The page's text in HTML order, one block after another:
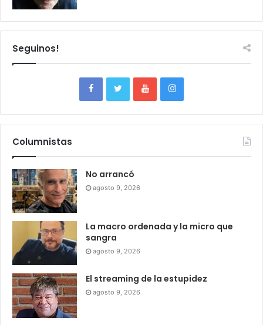
Seguinos!
Columnistas
No arrancó
agosto 9, 2026
La macro ordenada y la micro que
sangra
agosto 9, 2026
El streaming de la estupidez
agosto 9, 2026